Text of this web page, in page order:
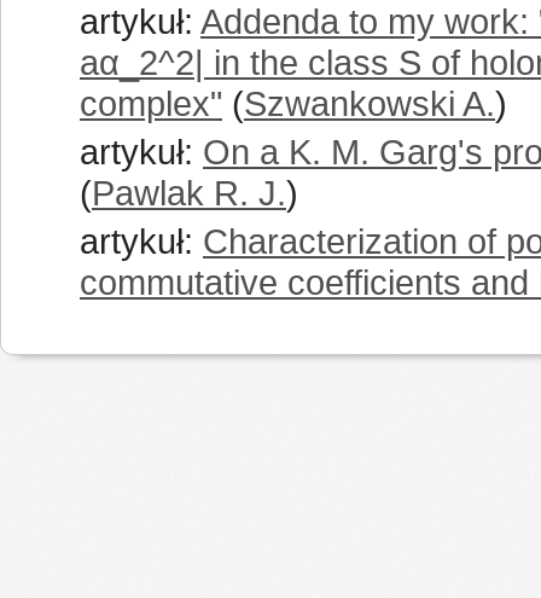
artykuł: Addenda to my
aα_2^2| in the class S of
complex" (Szwankowski A.)
artykuł: On a K. M. Garg's
(Pawlak R. J.)
artykuł: Characterization of
commutative coefficients